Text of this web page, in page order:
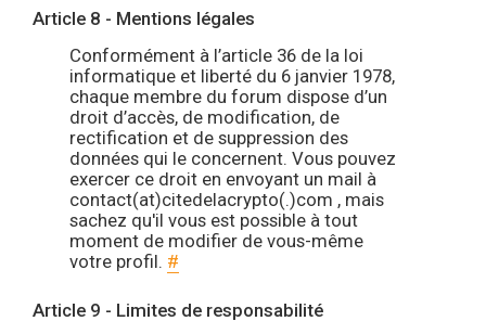
Article 8 - Mentions légales
Conformément à l’article 36 de la loi
informatique et liberté du 6 janvier 1978,
chaque membre du forum dispose d’un
droit d’accès, de modification, de
rectification et de suppression des
données qui le concernent. Vous pouvez
exercer ce droit en envoyant un mail à
contact(at)citedelacrypto(.)com , mais
sachez qu'il vous est possible à tout
moment de modifier de vous-même
votre profil. #
Article 9 - Limites de responsabilité